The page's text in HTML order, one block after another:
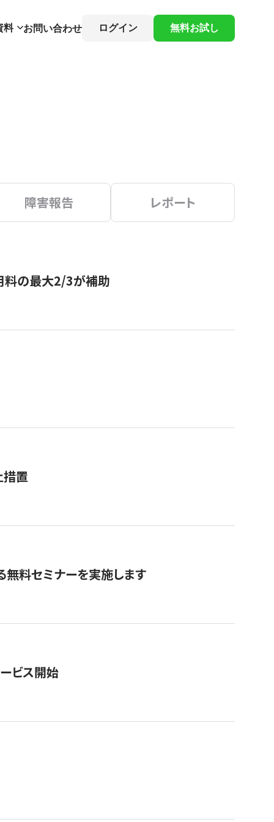
料 お問い合わせ ログイン 無料お試し
障害報告 レポート
料の最大2/3が補助
措置
無料セミナーを実施します
ビス開始